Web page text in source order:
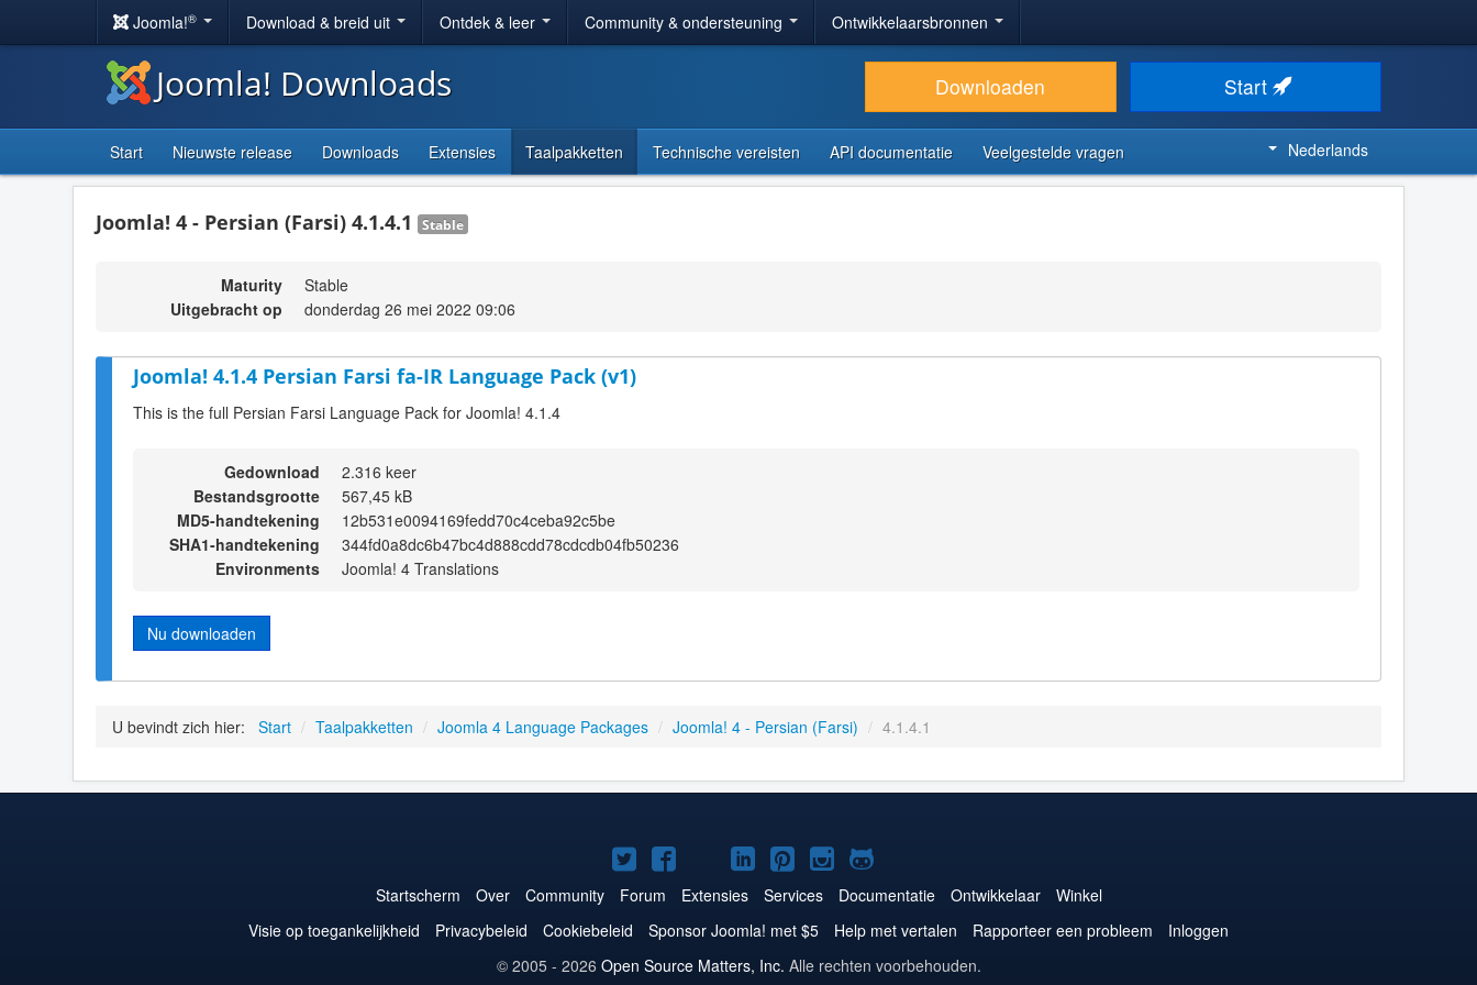
Joomla!® Download & breid uit Ontdek & leer Community & ondersteuning Ontwikkelaarsbronnen
Joomla! Downloads Downloaden Start
Start Nieuwste release Downloads Extensies Taalpakketten Technische vereisten API documentatie Veelgestelde vragen Nederlands
Joomla! 4 - Persian (Farsi) 4.1.4.1 Stable
Maturity
Stable
Uitgebracht op
donderdag 26 mei 2022 09:06
Joomla! 4.1.4 Persian Farsi fa-IR Language Pack (v1)
This is the full Persian Farsi Language Pack for Joomla! 4.1.4
Gedownload
2.316 keer
Bestandsgrootte
567,45 kB
MD5-handtekening
12b531e0094169fedd70c4ceba92c5be
SHA1-handtekening
344fd0a8dc6b47bc4d888cdd78cdcdb04fb50236
Environments
Joomla! 4 Translations
Nu downloaden
U bevindt zich hier: Start / Taalpakketten / Joomla 4 Language Packages / Joomla! 4 - Persian (Farsi) / 4.1.4.1
Joomla!
op
Twitter
Joomla!
op
Facebook
Joomla!
op
YouTube
Joomla!
op
LinkedIn
Joomla!
op
Pinterest
Joomla!
op
Instagram
Joomla!
op
GitHub
Startscherm Over Community Forum Extensies Services Documentatie Ontwikkelaar
Winkel
Visie op toegankelijkheid
Privacybeleid Cookiebeleid Sponsor Joomla! met $5 Help met vertalen Rapporteer een probleem
Inloggen
© 2005 - 2026 Open Source Matters, Inc. Alle rechten voorbehouden.